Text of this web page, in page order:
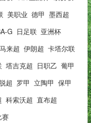
美职业 德甲 墨西超
G 日足联 亚洲杯
马来超 伊朗超 卡塔尔联
塔吉克超 日职乙 葡甲
超 罗甲 立陶甲 保甲
科索沃超 直布超
赛